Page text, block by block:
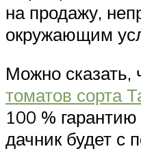
на продажу,
окружающим
Можно сказать,
томатов сорта
100 % гарантию
дачник будет с